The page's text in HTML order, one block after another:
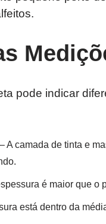
pode indicar
A camada de tinta e
é maior que
está dentro da